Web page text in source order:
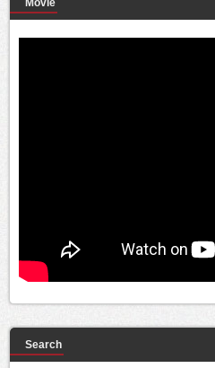
Movie
Search